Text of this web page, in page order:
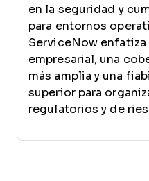
en la seguridad y
para entornos
ServiceNow enfatiza
empresarial, una
más amplia y una
superior para
regulatorios y de